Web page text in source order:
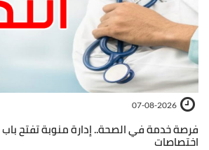
07-08-2026
اختصاصات